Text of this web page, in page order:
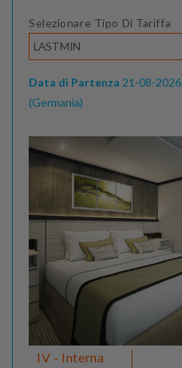
Selezionare Tipo Di Tariffa
LASTMIN
Data di Partenza 21-08-2026
(Germania)
IV - Interna